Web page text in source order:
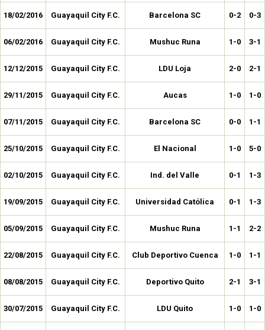
18/02/2016 Guayaquil City F.C. Barcelona SC 0-2 0-3
06/02/2016 Guayaquil City F.C. Mushuc Runa 1-0 3-1
12/12/2015 Guayaquil City F.C. LDU Loja 2-0 2-1
29/11/2015 Guayaquil City F.C. Aucas 1-0 1-0
07/11/2015 Guayaquil City F.C. Barcelona SC 0-0 1-1
25/10/2015 Guayaquil City F.C. El Nacional 1-0 5-0
02/10/2015 Guayaquil City F.C. Ind. del Valle 0-1 1-3
19/09/2015 Guayaquil City F.C. Universidad Católica 0-1 1-3
05/09/2015 Guayaquil City F.C. Mushuc Runa 1-1 2-2
22/08/2015 Guayaquil City F.C. Club Deportivo Cuenca 1-0 1-1
08/08/2015 Guayaquil City F.C. Deportivo Quito 2-1 3-1
30/07/2015 Guayaquil City F.C. LDU Quito 1-0 1-0